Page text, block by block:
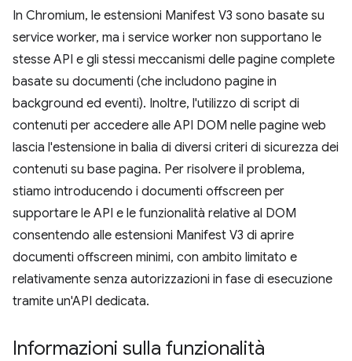
In Chromium, le estensioni Manifest V3 sono basate su
service worker, ma i service worker non supportano le
stesse API e gli stessi meccanismi delle pagine complete
basate su documenti (che includono pagine in
background ed eventi). Inoltre, l'utilizzo di script di
contenuti per accedere alle API DOM nelle pagine web
lascia l'estensione in balia di diversi criteri di sicurezza dei
contenuti su base pagina. Per risolvere il problema,
stiamo introducendo i documenti offscreen per
supportare le API e le funzionalità relative al DOM
consentendo alle estensioni Manifest V3 di aprire
documenti offscreen minimi, con ambito limitato e
relativamente senza autorizzazioni in fase di esecuzione
tramite un'API dedicata.
Informazioni sulla funzionalità